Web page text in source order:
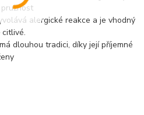
alergické reakce a je vhodný
dlouhou tradici, díky její příjemné